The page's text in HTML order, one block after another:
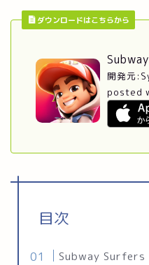
ダウンロードはこちらから
開発元:
posted
目次
Subway Surfers